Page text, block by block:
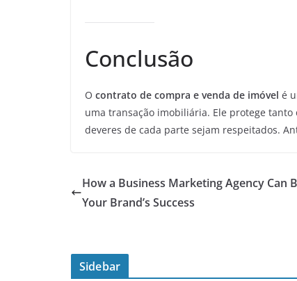
Conclusão
O contrato de compra e venda de imóvel é
uma transação imobiliária. Ele protege
deveres de cada parte sejam respeitados.
How a Business Marketing Agency Can
Your Brand’s Success
Sidebar